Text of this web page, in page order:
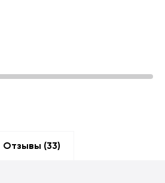
Отзывы (33)